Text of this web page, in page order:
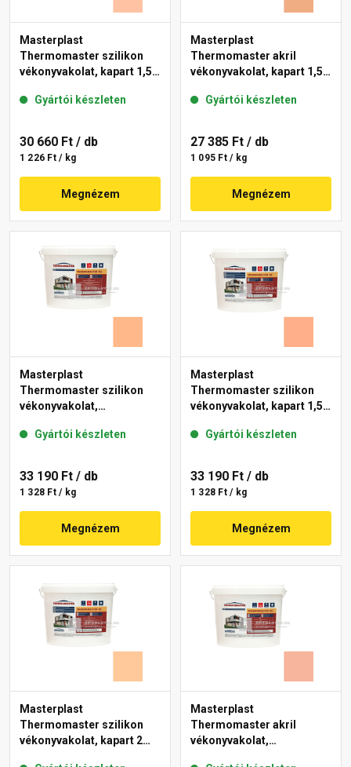
Masterplast
Thermomaster szilikon
vékonyvakolat, kapart 1,5
Gyártói készleten
30 660 Ft / db
1 226 Ft / kg
Megnézem
Masterplast
Thermomaster akril
vékonyvakolat, kapart 1,5
Gyártói készleten
27 385 Ft / db
1 095 Ft / kg
Megnézem
Masterplast
Thermomaster szilikon
vékonyvakolat,
10-C 25 kg
Gyártói készleten
33 190 Ft / db
1 328 Ft / kg
Megnézem
Masterplast
Thermomaster szilikon
vékonyvakolat, kapart 1,5
Gyártói készleten
33 190 Ft / db
1 328 Ft / kg
Megnézem
Masterplast
Thermomaster szilikon
vékonyvakolat, kapart 2
Masterplast
Thermomaster akril
vékonyvakolat,